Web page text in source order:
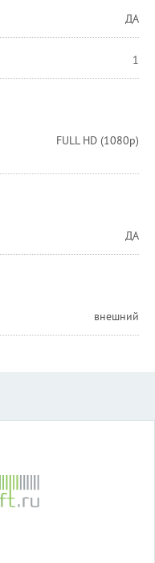
ДА
1
FULL HD (1080p)
ДА
внешний